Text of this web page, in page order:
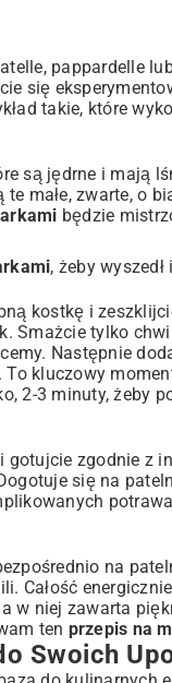
pappardelle
się
takie, które
są jędrne i mają
małe, zwarte, o
będzie
, żeby
kostkę i
Smażcie tylko
Następnie
kluczowy
2-3 minuty, żeby
zgodnie z
się na
na
Całość
niej zawarta
ten przepis na
Swoich